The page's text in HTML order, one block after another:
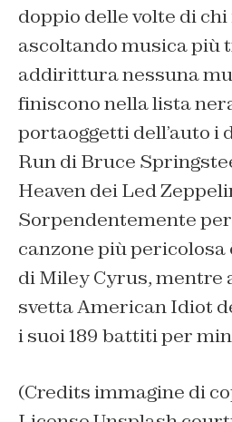
doppio delle volte di
ascoltando musica più
addirittura nessuna
finiscono nella lista
portaoggetti dell’auto i
Rundi Bruce
Heavendei Led
Sorpendentemente
canzone più pericolosa
di Miley Cyrus, mentre
svettaAmerican Idiot
i suoi 189 battiti per
(Credits immagine di